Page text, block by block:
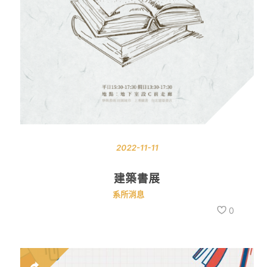
2022-11-11
建築書展
系所消息
0